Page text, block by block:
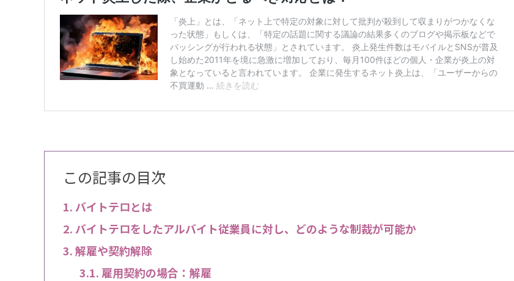
この記事の目次
バイトテロとは
バイトテロをしたアルバイト従業員に対し、どのような制裁が可能か
解雇や契約解除
雇用契約の場合：解雇